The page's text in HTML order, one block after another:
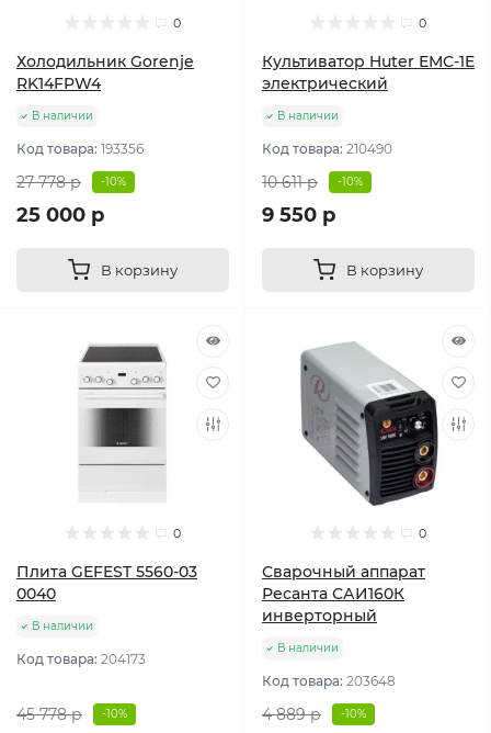
0
Холодильник Gorenje
RK14FPW4
В наличии
Код товара: 193356
27 778 р -10%
25 000 р
В корзину
0
Культиватор Huter ЕМС-1E
электрический
В наличии
Код товара: 210490
10 611 р -10%
9 550 р
В корзину
0
Плита GEFEST 5560-03
0040
В наличии
Код товара: 204173
45 778 р -10%
0
Сварочный аппарат
Ресанта САИ160К
инверторный
В наличии
Код товара: 203648
4 889 р -10%